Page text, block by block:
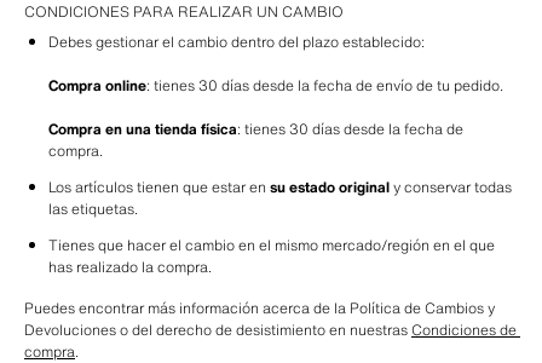
CONDICIONES PARA REALIZAR UN CAMBIO
Debes gestionar el cambio dentro del plazo establecido:
Compra online: tienes 30 días desde la fecha de envío de tu pedido.
Compra en una tienda física: tienes 30 días desde la fecha de
compra.
Los artículos tienen que estar en su estado original y conservar todas
las etiquetas.
Tienes que hacer el cambio en el mismo mercado/región en el que
has realizado la compra.
Puedes encontrar más información acerca de la Política de Cambios y
Devoluciones o del derecho de desistimiento en nuestras Condiciones de
compra.